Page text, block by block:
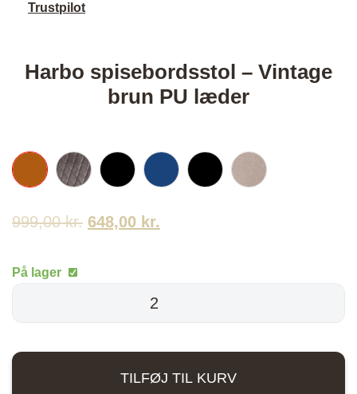
Trustpilot
Harbo spisebordsstol – Vintage
brun PU læder
999,00kr. Den
999,00 kr..
648,00 kr.
648,00 kr..
På lager
Vintage
TILFØJ TIL KURV